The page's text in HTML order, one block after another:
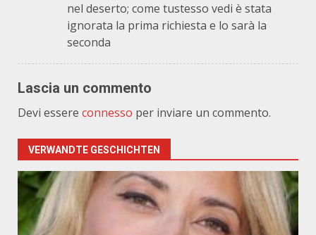
nel deserto; come tustesso vedi è stata
ignorata la prima richiesta e lo sarà la
seconda
Lascia un commento
Devi essere connesso per inviare un commento.
VERWANDTE GESCHICHTEN